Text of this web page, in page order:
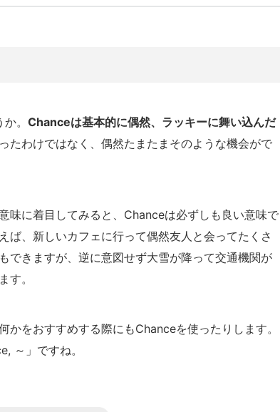
。 Chanceは基本的に偶然、ラッキーに舞い込んだ
たわけではなく、偶然たまたまそのような機会がで
味に着目してみると、Chanceは必ずしも良い意味で
ば、新しいカフェに行って偶然友人と会ってたくさ
できますが、逆に意図せず大雪が降って交通機関が
す。
かをおすすめする際にもChanceを使ったりします。
～」ですね。